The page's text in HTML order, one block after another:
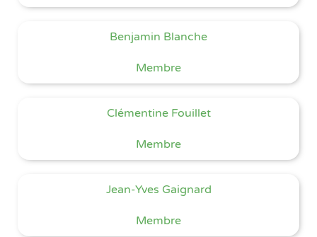
Benjamin Blanche
Membre
Clémentine Fouillet
Membre
Jean-Yves Gaignard
Membre